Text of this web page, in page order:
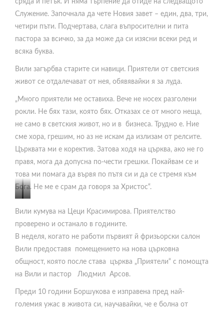
сряда и петък. И няма търпение да отиде на следващото
Служение. Започнала да чете Новия завет – един, два, три,
четири пъти. Подчертава, слага въпросителни и пита
пастора за всичко, за да може да си изясни всеки ред и
всяка буква.
Вили загърбва старите си навици. Приятели от светския
живот се отдалечават от нея, обявявайки я за луда.
„Много приятели ме оставиха. Вече не носех разголени
рокли. Не бях тази, която бях. Отказах се от много неща,
не само в светския живот, но и в бизнеса. Трудно е. Ние
сме хора, грешим, но аз не искам да излизам от релсите.
Църквата ми е коректив. Затова ходя на църква, ако не го
правя, мога да допусна по-чести грешки. Покайвам се и
това ми помага да вървя по пътя си и да се стремя към
Бога. Не ме е срам да говоря за Христос“.
и
л
и
к
у
м
у
р
и
я
т
е
л
Вили кумува на Цеци Красимирова. Приятелство
проверено и останало в годините.
В неделя, когато не работи първият й фризьорски салон
Вили предоставя помещението на нова църковна
общност, която после става църква „Приятели“ с помощта
на Вили и пастор Людмил Арсов.
Преди 10 години Боршукова е изправена пред най-
големия ужас в живота си, научавайки, че е болна от